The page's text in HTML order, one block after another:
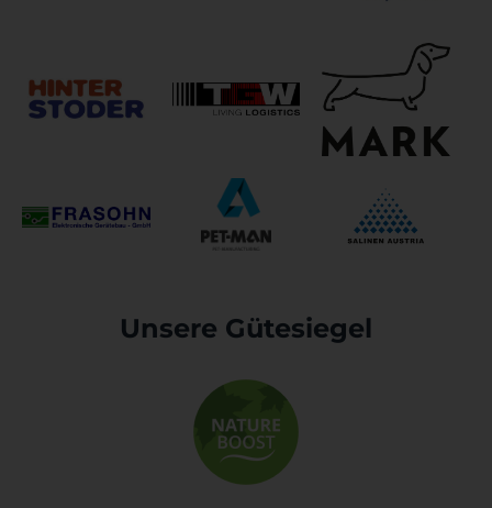
Unsere Gütesiegel